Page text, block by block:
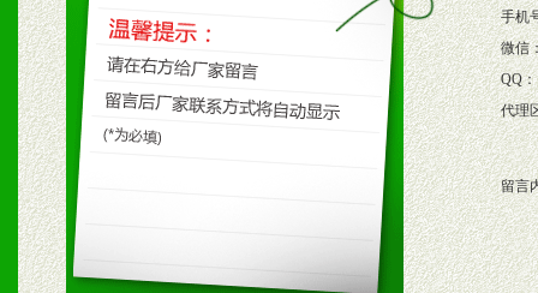
保产品顺利销售。
4、根据市场情况公司给予
购支持。
五、退换货制度
手机
微信
QQ：
代理
留言